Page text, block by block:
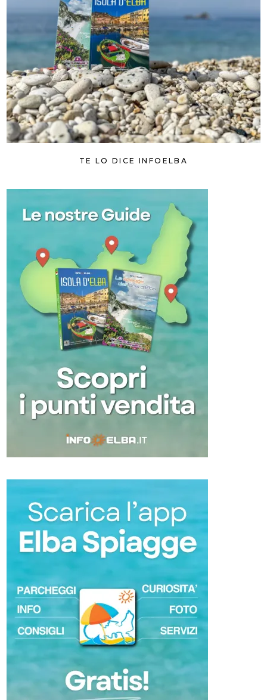
TE LO DICE INFOELBA